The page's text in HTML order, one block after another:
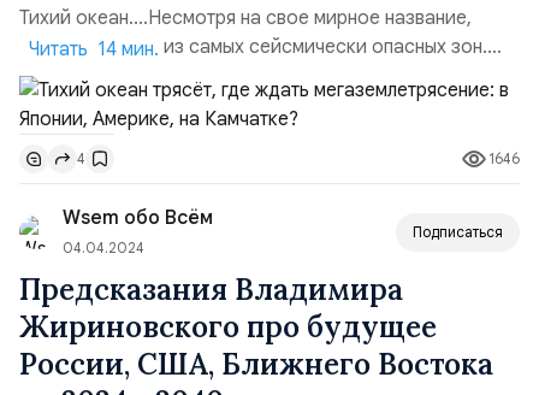
Тихий океан....Несмотря на свое мирное название,
является одним из самых сейсмически опасных зон.
Однако действительно мощное землетрясение (9
баллов) в зоне тектонического разлома произошло аж
в 1700 году с последующими цунами, которые накрыли
берега Японии.Землетрясение в Тихом океане. Ученые
того времени, по крупицам собирали факты о
разрушительных п...
Читать 14 мин.
4 1646
Wsem обо Всём
04.04.2024
Подписаться
Предсказания Владимира
Жириновского про будущее
России, США, Ближнего Востока